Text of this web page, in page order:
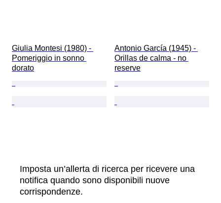
Giulia Montesi (1980) -
Pomeriggio in sonno
dorato
Antonio García (1945) -
Orillas de calma - no
reserve
Imposta un’allerta di ricerca per ricevere una
notifica quando sono disponibili nuove
corrispondenze.